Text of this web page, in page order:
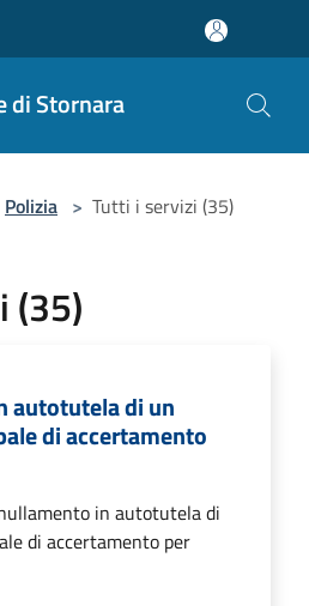
di Stornara
Polizia > Tutti i servizi (35)
(35)
autotutela di un
di accertamento
in autotutela di
di accertamento per